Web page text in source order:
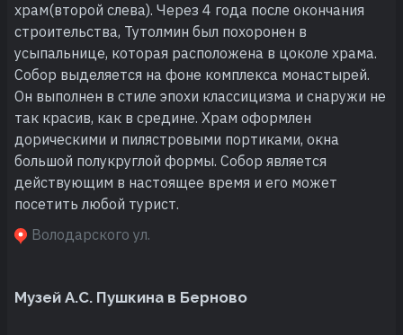
храм(второй слева). Через 4 года после окончания
строительства, Тутолмин был похоронен в
усыпальнице, которая расположена в цоколе храма.
Собор выделяется на фоне комплекса монастырей.
Он выполнен в стиле эпохи классицизма и снаружи не
так красив, как в средине. Храм оформлен
дорическими и пилястровыми портиками, окна
большой полукруглой формы. Собор является
действующим в настоящее время и его может
посетить любой турист.
Володарского ул.
Музей А.С. Пушкина в Берново